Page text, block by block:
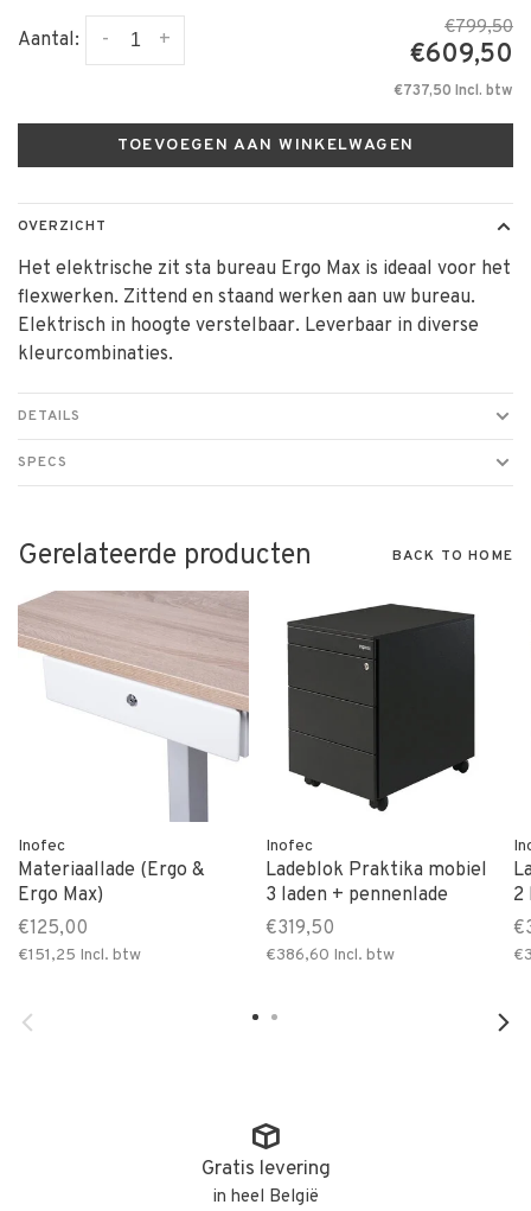
Aantal: +
-
€799,50
€609,50
€737,50 Incl. btw
TOEVOEGEN AAN WINKELWAGEN
OVERZICHT
Het elektrische zit sta bureau Ergo Max is ideaal voor het
flexwerken. Zittend en staand werken aan uw bureau.
Elektrisch in hoogte verstelbaar. Leverbaar in diverse
kleurcombinaties.
DETAILS
SPECS
Gerelateerde producten BACK TO HOME
Inofec
Materiaallade (Ergo &
Ergo Max)
€125,00
€151,25 Incl. btw
Inofec
Ladeblok Praktika mobiel
3 laden + pennenlade
€319,50
€386,60 Incl. btw
2
Gratis levering
in heel België